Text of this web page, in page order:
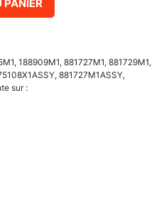
PANIER
188909M1, 881727M1, 881729M1,
881727M1ASSY,
sur :